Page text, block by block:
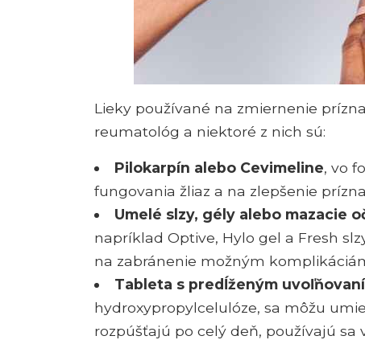
Lieky používané na zmiernenie
reumatológ a niektoré z nich sú:
Pilokarpín alebo Cevimeline, vo
fungovania žliaz a na zlepšenie
Umelé slzy, gély alebo mazacie
napríklad Optive, Hylo gel a Fresh
na zabránenie možným
Tableta s predĺženým
hydroxypropylcelulóze, sa môžu
rozpúšťajú po celý deň, používajú sa